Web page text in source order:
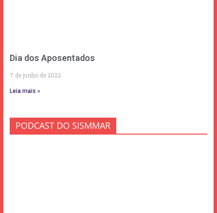
Dia dos Aposentados
7 de junho de 2022
Leia mais »
PODCAST DO SISMMAR